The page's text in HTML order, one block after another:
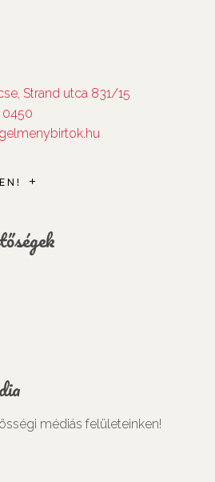
Strand utca 831/15
0450
médiás felületeinken!